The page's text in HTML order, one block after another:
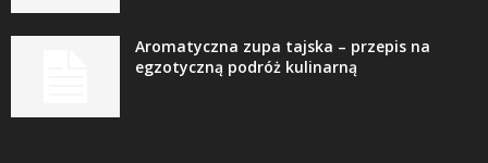
Aromatyczna zupa tajska – przepis na
egzotyczną podróż kulinarną